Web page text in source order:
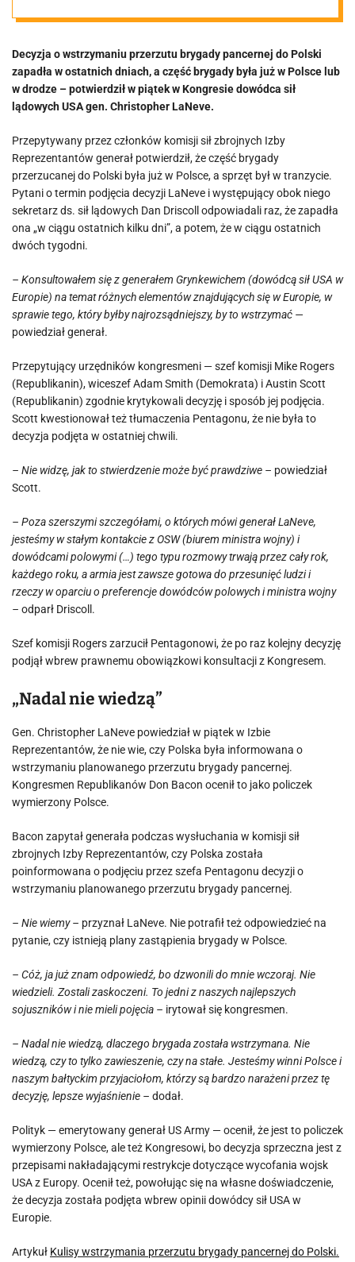
pancernej do
Polski. „Nie
wiedzieli.
Zostali
zaskoczeni”
Decyzja o wstrzymaniu przerzutu brygady pancernej do Polski
zapadła w ostatnich dniach, a część brygady była już w Polsce lub
w drodze – potwierdził w piątek w Kongresie dowódca sił
lądowych USA gen. Christopher LaNeve.
Przepytywany przez członków komisji sił zbrojnych Izby
Reprezentantów generał potwierdził, że część brygady
przerzucanej do Polski była już w Polsce, a sprzęt był w tranzycie.
Pytani o termin podjęcia decyzji LaNeve i występujący obok niego
sekretarz ds. sił lądowych Dan Driscoll odpowiadali raz, że zapadła
ona „w ciągu ostatnich kilku dni”, a potem, że w ciągu ostatnich
dwóch tygodni.
– Konsultowałem się z generałem Grynkewichem (dowódcą sił USA w
Europie) na temat różnych elementów znajdujących się w Europie, w
sprawie tego, który byłby najrozsądniejszy, by to wstrzymać —
powiedział generał.
Przepytujący urzędników kongresmeni — szef komisji Mike Rogers
(Republikanin), wiceszef Adam Smith (Demokrata) i Austin Scott
(Republikanin) zgodnie krytykowali decyzję i sposób jej podjęcia.
Scott kwestionował też tłumaczenia Pentagonu, że nie była to
decyzja podjęta w ostatniej chwili.
– Nie widzę, jak to stwierdzenie może być prawdziwe – powiedział
Scott.
– Poza szerszymi szczegółami, o których mówi generał LaNeve,
jesteśmy w stałym kontakcie z OSW (biurem ministra wojny) i
dowódcami polowymi (…) tego typu rozmowy trwają przez cały rok,
każdego roku, a armia jest zawsze gotowa do przesunięć ludzi i
rzeczy w oparciu o preferencje dowódców polowych i ministra wojny
– odparł Driscoll.
Szef komisji Rogers zarzucił Pentagonowi, że po raz kolejny decyzję
podjął wbrew prawnemu obowiązkowi konsultacji z Kongresem.
„Nadal nie wiedzą”
Gen. Christopher LaNeve powiedział w piątek w Izbie
Reprezentantów, że nie wie, czy Polska była informowana o
wstrzymaniu planowanego przerzutu brygady pancernej.
Kongresmen Republikanów Don Bacon ocenił to jako policzek
wymierzony Polsce.
Bacon zapytał generała podczas wysłuchania w komisji sił
zbrojnych Izby Reprezentantów, czy Polska została
poinformowana o podjęciu przez szefa Pentagonu decyzji o
wstrzymaniu planowanego przerzutu brygady pancernej.
– Nie wiemy – przyznał LaNeve. Nie potrafił też odpowiedzieć na
pytanie, czy istnieją plany zastąpienia brygady w Polsce.
– Cóż, ja już znam odpowiedź, bo dzwonili do mnie wczoraj. Nie
wiedzieli. Zostali zaskoczeni. To jedni z naszych najlepszych
sojuszników i nie mieli pojęcia – irytował się kongresmen.
– Nadal nie wiedzą, dlaczego brygada została wstrzymana. Nie
wiedzą, czy to tylko zawieszenie, czy na stałe. Jesteśmy winni Polsce i
naszym bałtyckim przyjaciołom, którzy są bardzo narażeni przez tę
decyzję, lepsze wyjaśnienie – dodał.
Polityk — emerytowany generał US Army — ocenił, że jest to policzek
wymierzony Polsce, ale też Kongresowi, bo decyzja sprzeczna jest z
przepisami nakładającymi restrykcje dotyczące wycofania wojsk
USA z Europy. Ocenił też, powołując się na własne doświadczenie,
że decyzja została podjęta wbrew opinii dowódcy sił USA w
Europie.
Artykuł Kulisy wstrzymania przerzutu brygady pancernej do Polski.